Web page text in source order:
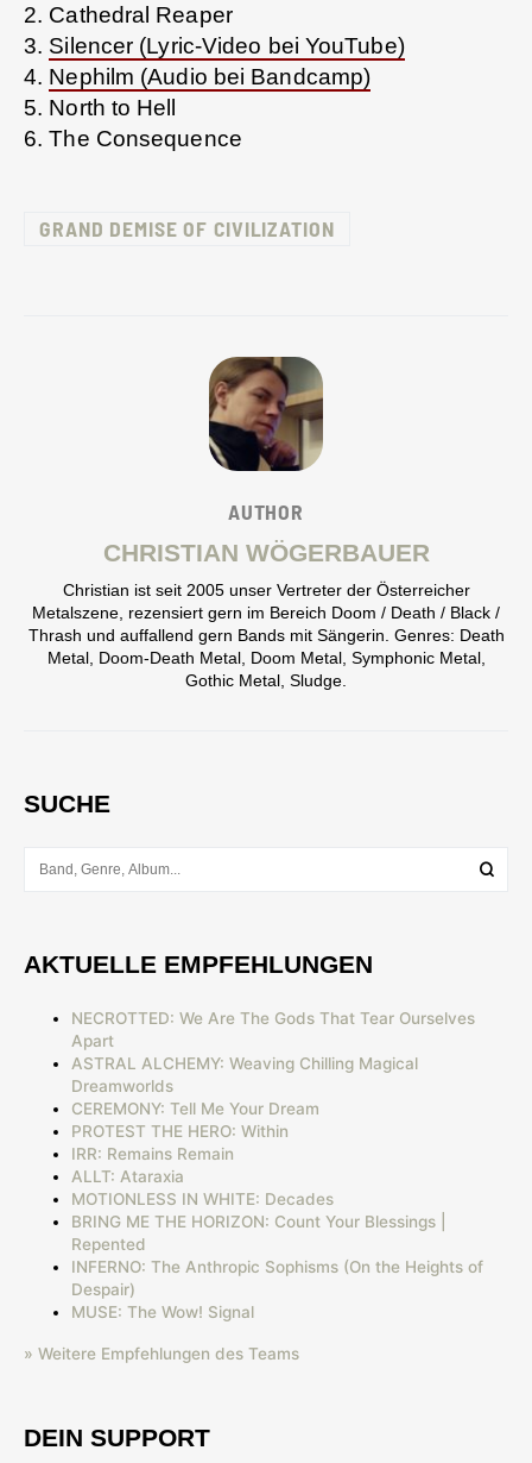
2. Cathedral Reaper
3. Silencer (Lyric-Video bei YouTube)
4. Nephilm (Audio bei Bandcamp)
5. North to Hell
6. The Consequence
GRAND DEMISE OF CIVILIZATION
AUTHOR
CHRISTIAN WÖGERBAUER
Christian ist seit 2005 unser Vertreter der Österreicher
Metalszene, rezensiert gern im Bereich Doom / Death / Black /
Thrash und auffallend gern Bands mit Sängerin. Genres: Death
Metal, Doom-Death Metal, Doom Metal, Symphonic Metal,
Gothic Metal, Sludge.
SUCHE
AKTUELLE EMPFEHLUNGEN
NECROTTED: We Are The Gods That Tear Ourselves
Apart
ASTRAL ALCHEMY: Weaving Chilling Magical
Dreamworlds
CEREMONY: Tell Me Your Dream
PROTEST THE HERO: Within
IRR: Remains Remain
ALLT: Ataraxia
MOTIONLESS IN WHITE: Decades
BRING ME THE HORIZON: Count Your Blessings |
Repented
INFERNO: The Anthropic Sophisms (On the Heights of
Despair)
MUSE: The Wow! Signal
» Weitere Empfehlungen des Teams
DEIN SUPPORT